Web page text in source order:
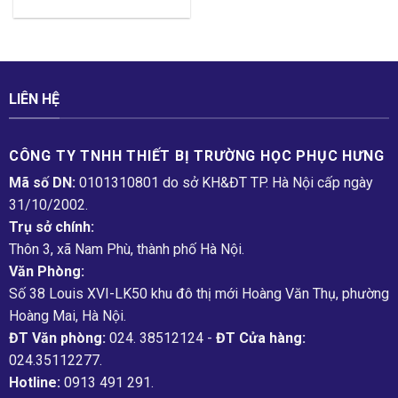
LIÊN HỆ
CÔNG TY TNHH THIẾT BỊ TRƯỜNG HỌC PHỤC H­ƯNG
Mã số DN: 0101310801 do sở KH&ĐT TP. Hà Nội cấp ngày
31/10/2002.
Trụ sở chính:
Thôn 3, xã Nam Phù, thành phố Hà Nội.
Văn Phòng:
Số 38 Louis XVI-LK50 khu đô thị mới Hoàng Văn Thụ, phường
Hoàng Mai, Hà Nội.
ĐT Văn phòng:024. 38512124 - ĐT Cửa hàng:
024.35112277.
Hotline:0913 491 291.